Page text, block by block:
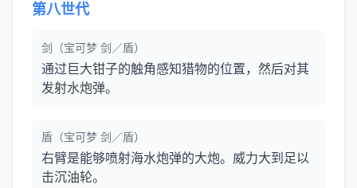
第八世代
剑（宝可梦 剑／盾）
通过巨大钳子的触角感知猎物的位置，然后对其
发射水炮弹。
盾（宝可梦 剑／盾）
右臂是能够喷射海水炮弹的大炮。威力大到足以
击沉油轮。